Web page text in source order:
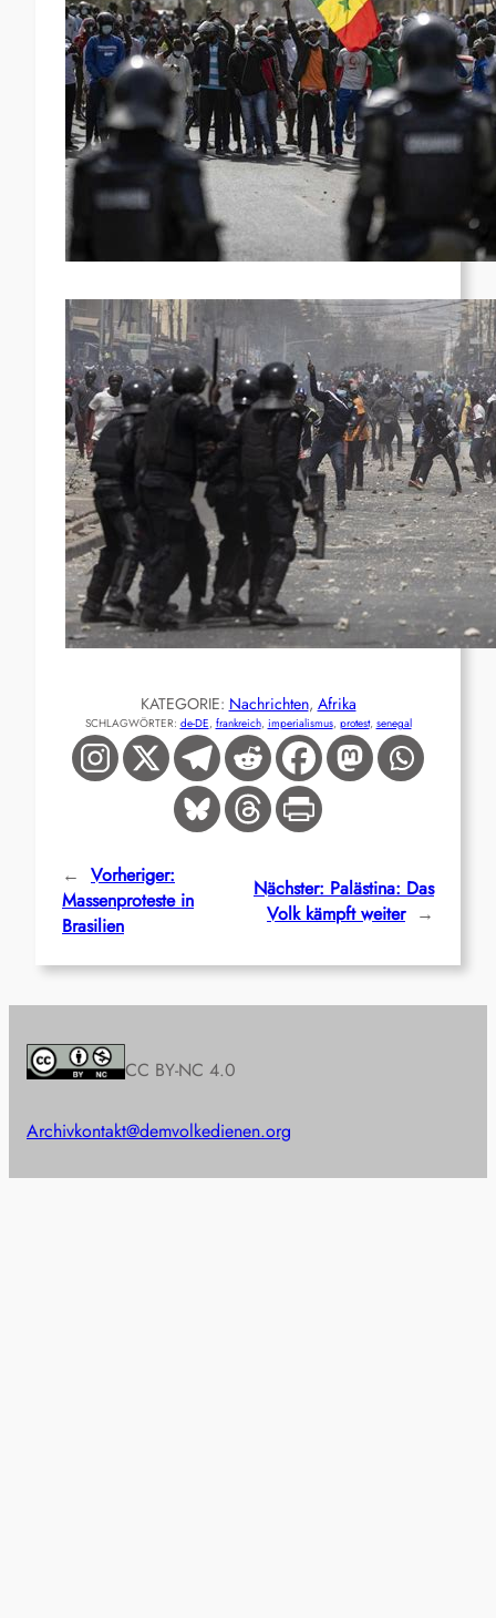
KATEGORIE: Nachrichten, Afrika
SCHLAGWÖRTER: de-DE, frankreich, imperialismus, protest, senegal
← Vorheriger:
Massenproteste in
Brasilien
Nächster: Palästina: Das
Volk kämpft weiter →
CC BY-NC 4.0
Archivkontakt@demvolkedienen.org